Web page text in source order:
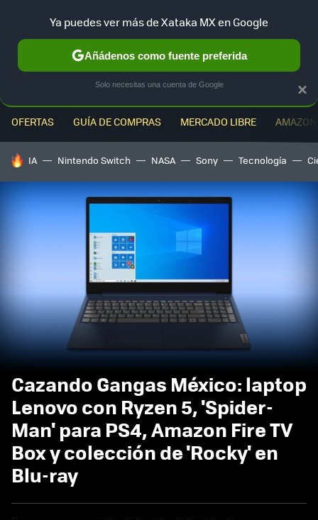
OFERTAS GUÍA DE COMPRAS MERCADO LIBRE
HOY SE HABLA DE
IA Nintendo Switch NASA Sony Tecnología
Cazando Gangas México: laptop
Lenovo con Ryzen 5, 'Spider-
Man' para PS4, Amazon Fire TV
Box y colección de 'Rocky' en
Blu-ray
×
Ya puedes ver más de Xataka MX en Google
Añádenos como fuente preferida
Solo necesitas una cuenta de Google